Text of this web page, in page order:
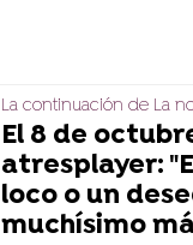
La continuación de La
El 8 de
atresplayer:
loco o un
muchísimo